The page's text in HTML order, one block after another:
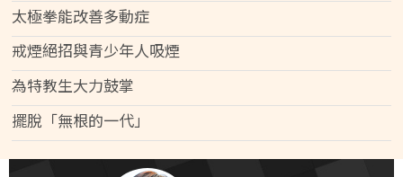
太極拳能改善多動症
戒煙絕招與青少年人吸煙
為特教生大力鼓掌
擺脫「無根的一代」